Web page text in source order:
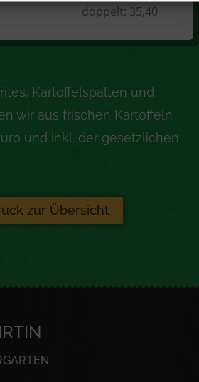
doppelt: 35,40
Kartoffelspalten und
wir aus frischen Kartoffeln
und inkl. der gesetzlichen
zur Übersicht